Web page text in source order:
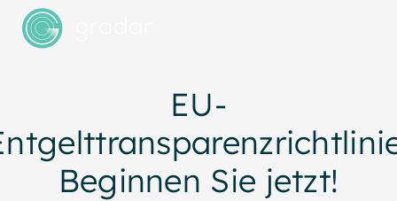
EU-
Beginnen Sie jetzt!